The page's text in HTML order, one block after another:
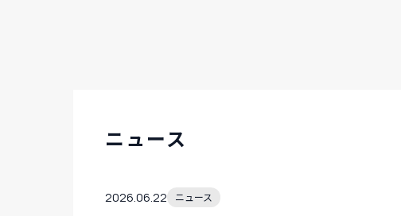
ニュース
2026.06.22 ニュース